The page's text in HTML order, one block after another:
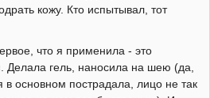
кожу. Кто испытывал, тот
что я применила - это
Делала гель, наносила на шею (да,
основном пострадала, лицо не так